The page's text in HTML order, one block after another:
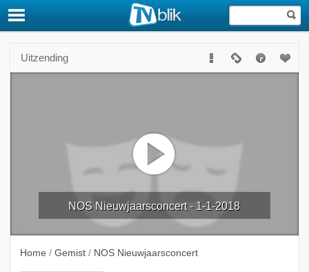
Uitzending
NOS Nieuwjaarsconcert - 1-1-2018
Home / Gemist / NOS Nieuwjaarsconcert